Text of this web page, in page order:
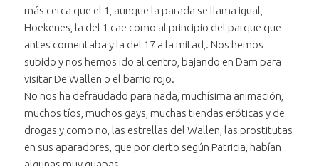
más cerca que el 1, aunque la parada se llama igual,
Hoekenes, la del 1 cae como al principio del parque que
antes comentaba y la del 17 a la mitad,. Nos hemos
subido y nos hemos ido al centro, bajando en Dam para
visitar De Wallen o el barrio rojo.
No nos ha defraudado para nada, muchísima animación,
muchos tíos, muchos gays, muchas tiendas eróticas y de
drogas y como no, las estrellas del Wallen, las prostitutas
en sus aparadores, que por cierto según Patricia, habían